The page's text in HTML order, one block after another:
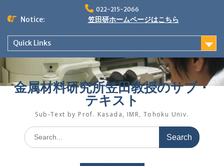
022-215-2066
Notice: 笠田研ホームページはこちら
Quick Links
金属材料研究所笠田教授のサブ・
テキスト
Sub-Text by Prof. Kasada, IMR, Tohoku Univ.
Search
for: